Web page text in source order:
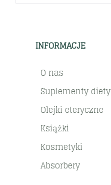
INFORMACJE
O nas
Suplementy diety
Olejki eteryczne
Książki
Kosmetyki
Absorbery